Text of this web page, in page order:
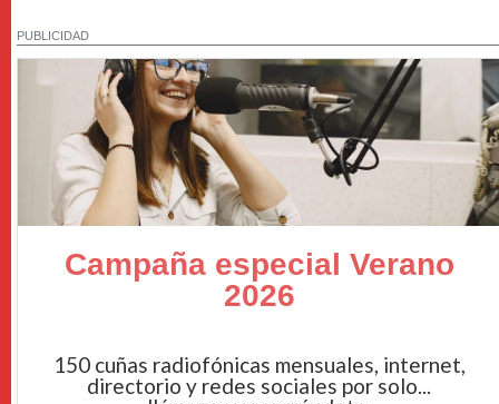
PUBLICIDAD
Campaña especial Verano
2026
150 cuñas radiofónicas mensuales, internet,
directorio y redes sociales por solo...